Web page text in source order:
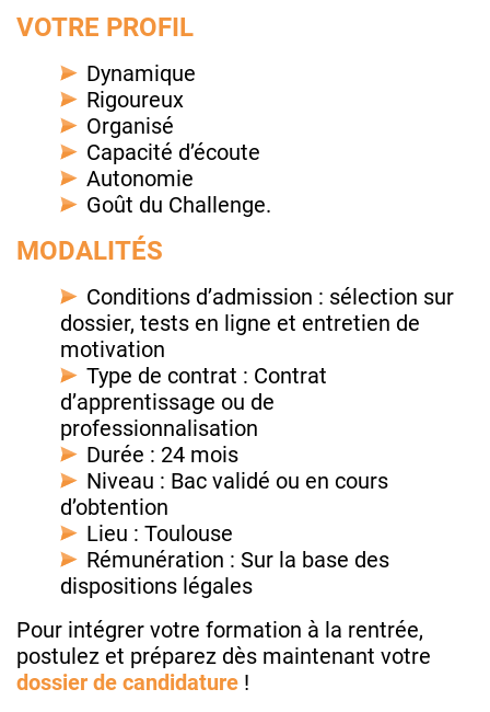
VOTRE PROFIL
Dynamique
Rigoureux
Organisé
Capacité d’écoute
Autonomie
Goût du Challenge.
MODALITÉS
Conditions d’admission : sélection sur
dossier, tests en ligne et entretien de
motivation
Type de contrat : Contrat
d’apprentissage ou de
professionnalisation
Durée : 24 mois
Niveau : Bac validé ou en cours
d’obtention
Lieu : Toulouse
Rémunération : Sur la base des
dispositions légales
Pour intégrer votre formation à la rentrée,
postulez et préparez dès maintenant votre
dossier de candidature !